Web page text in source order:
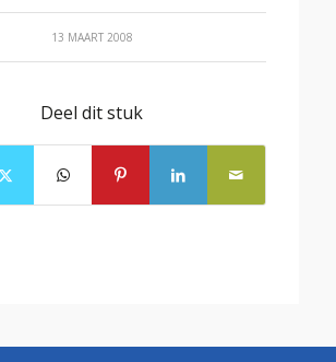
13 MAART 2008
Deel dit stuk